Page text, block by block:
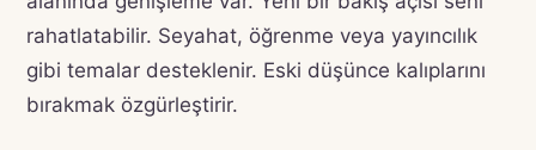
rahatlatabilir. Seyahat, öğrenme veya yayıncılık
gibi temalar desteklenir. Eski düşünce kalıplarını
bırakmak özgürleştirir.